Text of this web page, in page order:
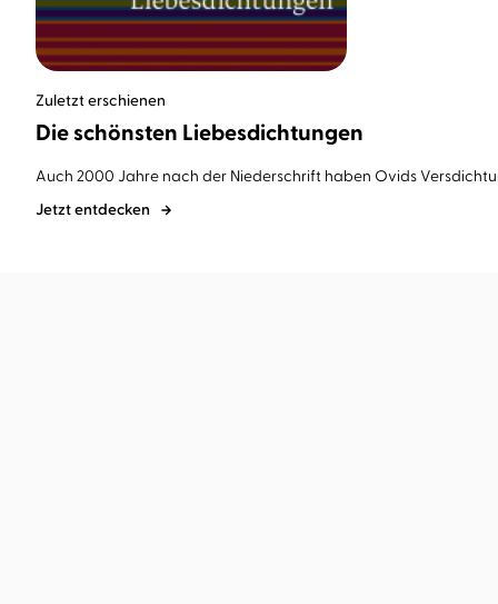
Zuletzt erschienen
Die schönsten Liebesdichtungen
Auch 2000 Jahre nach der Niederschrift haben Ovids
Jetzt entdecken